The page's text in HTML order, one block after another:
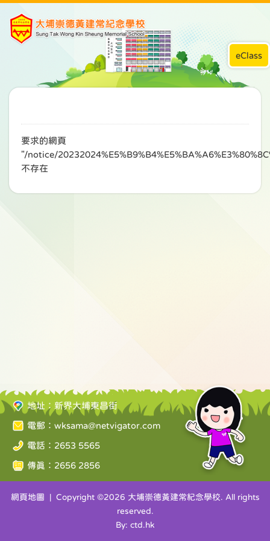
eClass
要求的網頁
"/notice/
不存在
地址：新界大埔東昌街
電郵： wksama@netvigator.com
電話：2653 5565
傳真：2656 2856
網頁地圖 | Copyright ©2026 大埔崇德黃建常紀念學校. All rights
reserved.
By: ctd.hk